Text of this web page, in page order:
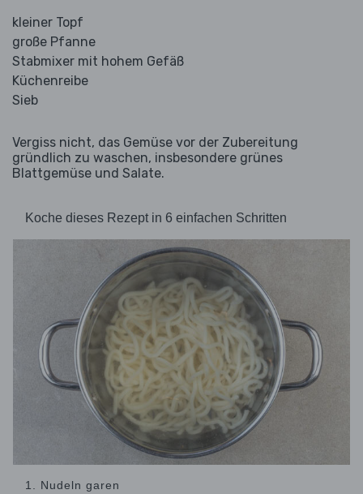
kleiner Topf
große Pfanne
Stabmixer mit hohem Gefäß
Küchenreibe
Sieb
Vergiss nicht, das Gemüse vor der Zubereitung
gründlich zu waschen, insbesondere grünes
Blattgemüse und Salate.
Koche dieses Rezept in 6 einfachen Schritten
1. Nudeln garen